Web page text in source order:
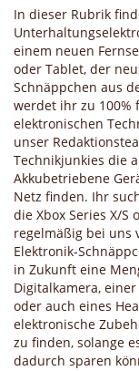
In dieser Rubrik
einem neuen
oder Tablet, der
Schnäppchen aus
werdet ihr zu 100%
elektronischen
unser
Technikjunkies die
Akkubetriebene
Netz finden. Ihr
die Xbox Series X/S
regelmäßig bei uns
Elektronik-
in Zukunft eine
Digitalkamera,
oder auch eines
elektronische
zu finden, solange
dadurch sparen